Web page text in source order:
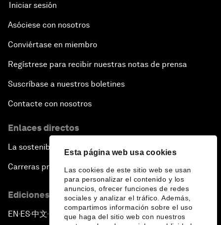
Esta página web usa cookies
Las cookies de este sitio web se usan
para personalizar el contenido y los
anuncios, ofrecer funciones de redes
sociales y analizar el tráfico. Además,
compartimos información sobre el uso
que haga del sitio web con nuestros
Iniciar sesión
Asóciese con nosotros
Conviértase en miembro
Regístrese para recibir nuestras notas de prensa
Suscríbase a nuestros boletines
Contacte con nosotros
Enlaces directos
La sostenibilidad en el Foro
Carreras profesionales
Ediciones en otros idiomas
EN ▪ ES▪中文▪ 日本語